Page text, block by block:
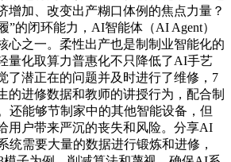
增加、改变出产糊口体例的焦点力量？
”的闭环能力，AI智能体（AI Agent）
心之一。柔性出产也是制制业智能化的
量化取算力普惠化不只降低了AI手艺
了潜正在的问题并及时进行了维修，7
的进修数据和教师的讲授行为，配合制
还能够节制家中的其他智能设备，但
用户带来严沉的丧失和风险。分享AI
统需要大量的数据进行锻炼和进修，